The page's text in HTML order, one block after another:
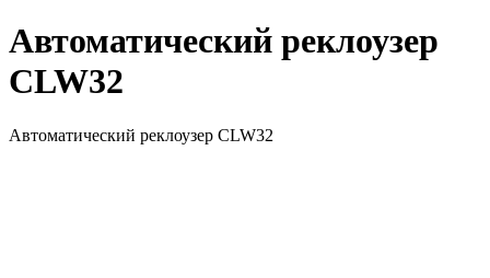
Автоматический реклоузер
CLW32
Автоматический реклоузер CLW32